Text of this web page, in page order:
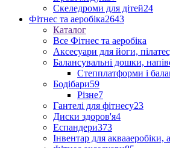
Скеледроми для дітей24
Фітнес та аеробіка2643
Каталог
Все Фітнес та аеробіка
Аксесуари для йоги,
Балансувальні дошки,
Степплатформи і
Бодібари59
Різне7
Гантелі для фітнесу23
Диски здоров'я4
Еспандери373
Інвентар для аквааеробіки,